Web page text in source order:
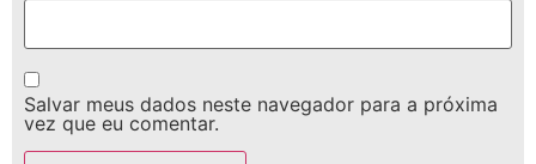
Salvar meus dados neste navegador para a próxima
vez que eu comentar.